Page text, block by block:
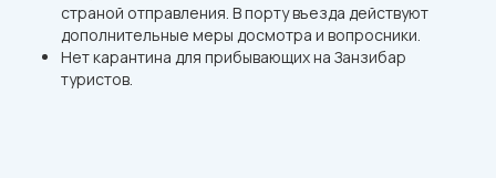
страной отправления. В порту въезда действуют
дополнительные меры досмотра и вопросники.
Нет карантина для прибывающих на Занзибар
туристов.